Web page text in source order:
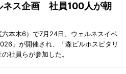
ネス企画 社員100人が朝
本木6）で7月24日、ウェルネスイベ
」が開催され、「森ビルホスピタリ
社員らが参加した。